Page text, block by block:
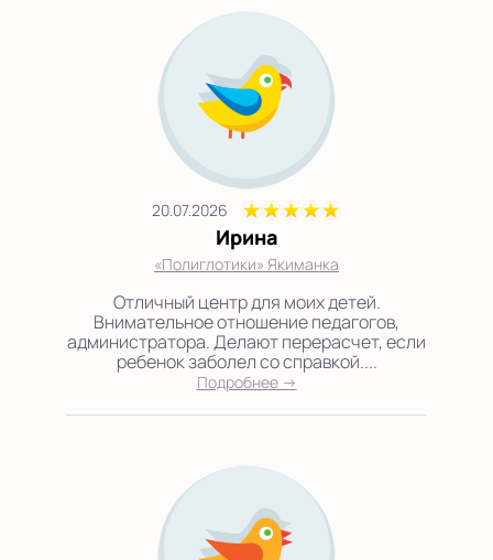
20.07.2026
Ирина
«Полиглотики» Якиманка
Отличный центр для моих детей.
Внимательное отношение педагогов,
администратора. Делают перерасчет, если
ребенок заболел со справкой....
Подробнее →